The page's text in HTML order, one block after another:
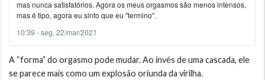
mas nunca satisfatórios. Agora os meus orgasmos são menos intensos,
mas é tipo, agora eu sinto que eu "termino".
10:39 - seg, 22/mar/2021
A “forma” do orgasmo pode mudar. Ao invés de uma cascada, ele
se parece mais como um explosão oriunda da virilha.